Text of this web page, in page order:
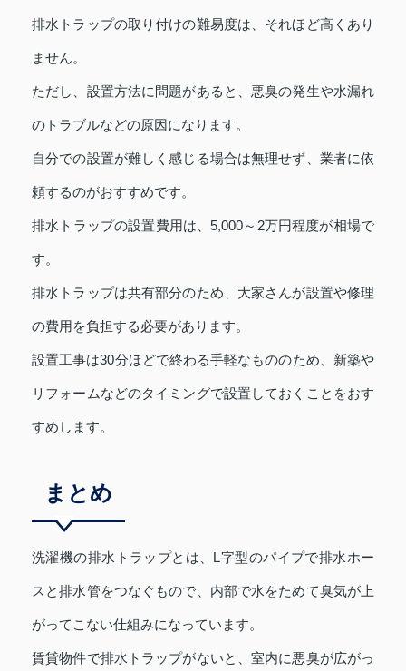
排水トラップの取り付けの難易度は、それほど高くあり
ません。
ただし、設置方法に問題があると、悪臭の発生や水漏れ
のトラブルなどの原因になります。
自分での設置が難しく感じる場合は無理せず、業者に依
頼するのがおすすめです。
排水トラップの設置費用は、5,000～2万円程度が相場で
す。
排水トラップは共有部分のため、大家さんが設置や修理
の費用を負担する必要があります。
設置工事は30分ほどで終わる手軽なもののため、新築や
リフォームなどのタイミングで設置しておくことをおす
すめします。
まとめ
洗濯機の排水トラップとは、L字型のパイプで排水ホー
スと排水管をつなぐもので、内部で水をためて臭気が上
がってこない仕組みになっています。
賃貸物件で排水トラップがないと、室内に悪臭が広がっ